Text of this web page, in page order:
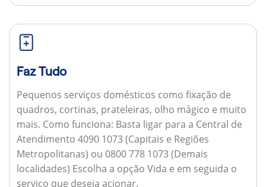
Faz Tudo
Pequenos serviços domésticos como fixação de
quadros, cortinas, prateleiras, olho mágico e muito
mais. Como funciona: Basta ligar para a Central de
Atendimento 4090 1073 (Capitais e Regiões
Metropolitanas) ou 0800 778 1073 (Demais
localidades) Escolha a opção Vida e em seguida o
serviço que deseja acionar.